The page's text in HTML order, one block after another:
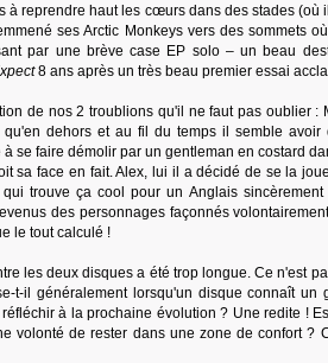
à reprendre haut les cœurs dans des stades (où
ses Arctic Monkeys vers des sommets
par une brève case EP solo – un beau
8 ans après un très beau premier essai
de nos 2 troublions qu'il ne faut pas oublier
qu'en dehors et au fil du temps il semble
se faire démolir par un gentleman en costard
sa face en fait. Alex, lui il a décidé de se la
trouve ça cool pour un Anglais
des personnages façonnés
le tout calculé !
les deux disques a été trop longue. Ce n'est
t-il généralement lorsqu'un disque connaît
à la prochaine évolution ? Une redite !
volonté de rester dans une zone de confort ?